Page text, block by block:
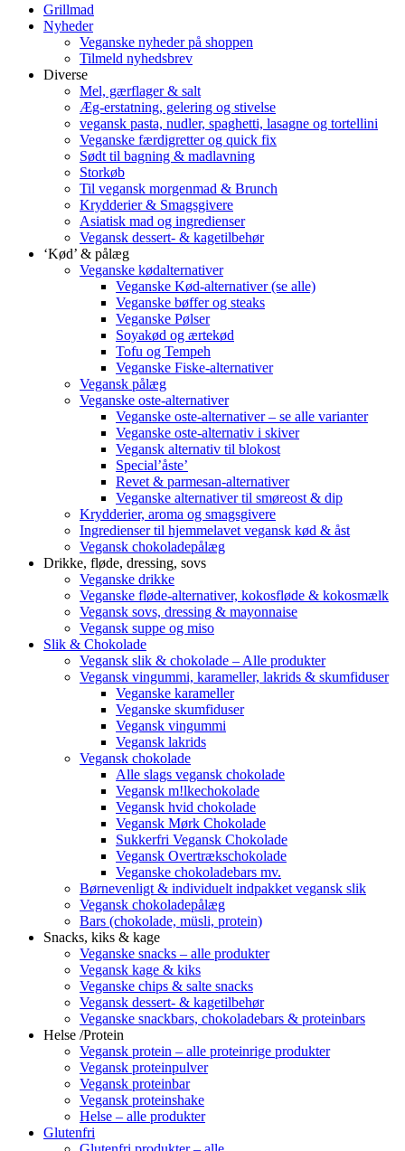
Grillmad
Nyheder
Veganske nyheder på shoppen
Tilmeld nyhedsbrev
Diverse
Mel, gærflager & salt
Æg-erstatning, gelering og stivelse
vegansk pasta, nudler, spaghetti, lasagne og tortellini
Veganske færdigretter og quick fix
Sødt til bagning & madlavning
Storkøb
Til vegansk morgenmad & Brunch
Krydderier & Smagsgivere
Asiatisk mad og ingredienser
Vegansk dessert- & kagetilbehør
‘Kød’ & pålæg
Veganske kødalternativer
Veganske Kød-alternativer (se alle)
Veganske bøffer og steaks
Veganske Pølser
Soyakød og ærtekød
Tofu og Tempeh
Veganske Fiske-alternativer
Vegansk pålæg
Veganske oste-alternativer
Veganske oste-alternativer – se alle varianter
Veganske oste-alternativ i skiver
Vegansk alternativ til blokost
Special’åste’
Revet & parmesan-alternativer
Veganske alternativer til smøreost & dip
Krydderier, aroma og smagsgivere
Ingredienser til hjemmelavet vegansk kød & åst
Vegansk chokoladepålæg
Drikke, fløde, dressing, sovs
Veganske drikke
Veganske fløde-alternativer, kokosfløde & kokosmælk
Vegansk sovs, dressing & mayonnaise
Vegansk suppe og miso
Slik & Chokolade
Vegansk slik & chokolade – Alle produkter
Vegansk vingummi, karameller, lakrids & skumfiduser
Veganske karameller
Veganske skumfiduser
Vegansk vingummi
Vegansk lakrids
Vegansk chokolade
Alle slags vegansk chokolade
Vegansk m!lkechokolade
Vegansk hvid chokolade
Vegansk Mørk Chokolade
Sukkerfri Vegansk Chokolade
Vegansk Overtrækschokolade
Veganske chokoladebars mv.
Børnevenligt & individuelt indpakket vegansk slik
Vegansk chokoladepålæg
Bars (chokolade, müsli, protein)
Snacks, kiks & kage
Veganske snacks – alle produkter
Vegansk kage & kiks
Veganske chips & salte snacks
Vegansk dessert- & kagetilbehør
Veganske snackbars, chokoladebars & proteinbars
Helse /Protein
Vegansk protein – alle proteinrige produkter
Vegansk proteinpulver
Vegansk proteinbar
Vegansk proteinshake
Helse – alle produkter
Glutenfri